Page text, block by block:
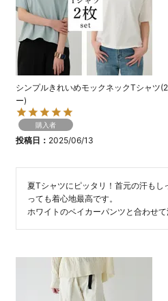
シンプルきれいめモックネックTシャツ
ー)
購入者
投稿日 2025/06/13
夏Tシャツにピッタリ！首元の汗もし
っても着心地最高です。
ホワイトのベイカーパンツと合わせて